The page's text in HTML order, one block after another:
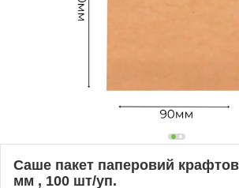
Саше пакет паперовий
мм , 100 шт/уп.